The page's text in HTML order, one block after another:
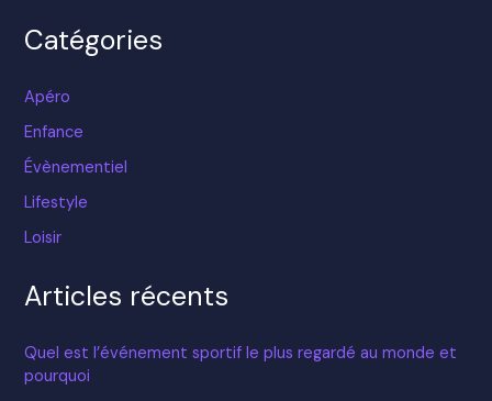
Catégories
Apéro
Enfance
Évènementiel
Lifestyle
Loisir
Articles récents
Quel est l’événement sportif le plus regardé au monde et
pourquoi